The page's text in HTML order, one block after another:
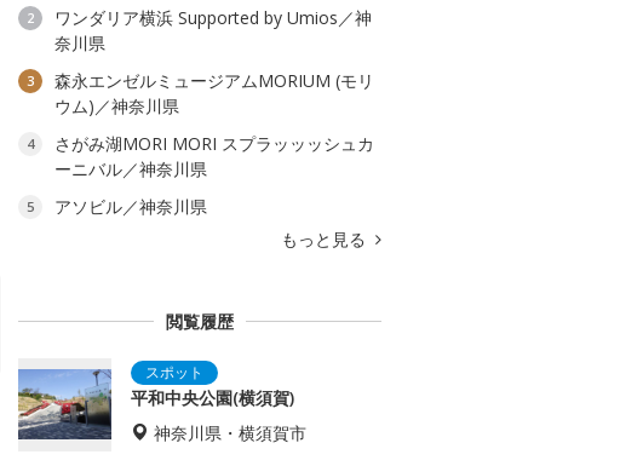
2
ワンダリア横浜 Supported by Umios／神
奈川県
3
森永エンゼルミュージアムMORIUM (モリ
ウム)／神奈川県
4
さがみ湖MORI MORI スプラッッッシュカ
ーニバル／神奈川県
5
アソビル／神奈川県
もっと見る
閲覧履歴
平和中央公園(横須賀)
神奈川県・横須賀市